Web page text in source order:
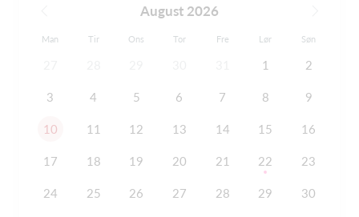
August 2026
Man Tir Ons Tor Fre Lør Søn
1 2
3 4 5 6 7 8 9
10 11 12 13 14 15 16
17 18 19 20 21 22 23
24 25 26 27 28 29 30